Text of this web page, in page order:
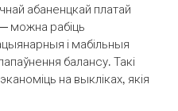
абаненцкай платай
можна рабіць
і мабільныя
балансу. Такі
на выкліках, якія